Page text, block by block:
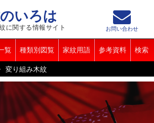
いろは
に関する情報サイト
覧 種類別図覧 家紋用語 参考資料 検索
お問い合わせ
変り組み木紋